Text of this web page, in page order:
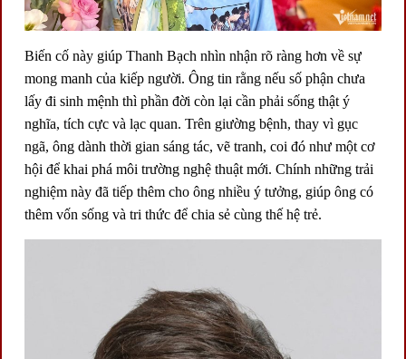
Biến cố này giúp Thanh Bạch nhìn nhận rõ ràng hơn về sự
mong manh của kiếp người. Ông tin rằng nếu số phận chưa
lấy đi sinh mệnh thì phần đời còn lại cần phải sống thật ý
nghĩa, tích cực và lạc quan. Trên giường bệnh, thay vì gục
ngã, ông dành thời gian sáng tác, vẽ tranh, coi đó như một cơ
hội để khai phá môi trường nghệ thuật mới. Chính những trải
nghiệm này đã tiếp thêm cho ông nhiều ý tưởng, giúp ông có
thêm vốn sống và tri thức để chia sẻ cùng thế hệ trẻ.